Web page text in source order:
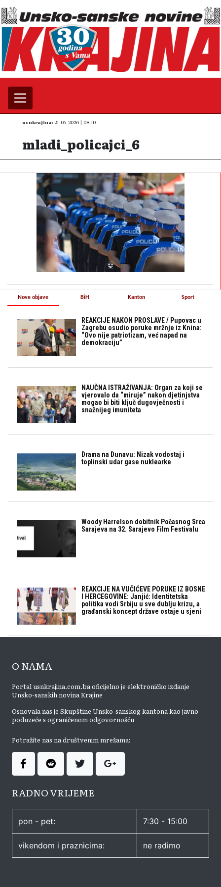
usnkrajina: 21-05-2026 | 08:10
mladi_policajci_6
Nove objave
REAKCIJE NAKON PROSLAVE / Pupovac u
Zagrebu osudio poruke mržnje iz Knina:
“Ovo nije patriotizam, već napad na
demokraciju”
NAUČNA ISTRAŽIVANJA: Organ za koji se
vjerovalo da “miruje” nakon djetinjstva
mogao bi biti ključ dugovječnosti i
snažnijeg imuniteta
Drama na Dunavu: Nizak vodostaj i
toplinski udar gase nuklearke
Woody Harrelson dobitnik Počasnog Srca
Sarajeva na 32. Sarajevo Film Festivalu
REAKCIJE NA VUČIĆEVE PORUKE IZ BOSNE
I HERCEGOVINE: Janjić: Identitetska
politika vodi Srbiju u sve dublju krizu, a
građanski koncept države ostaje u sjeni
BiH Kanton Sport
O NAMA
Portal usnkrajina.com.ba oficijelno je elektroničko izdanje
Unsko-sanskih novina Krajine
Osnovala nas je Skupštine Unsko-sanskog kantona kao javno
poduzeće s ograničenom odgovornošću
Potražite nas na društvenim mrežama:
RADNO VRIJEME
pon - pet: 7:30 - 15:00
vikendom i praznicima: ne radimo